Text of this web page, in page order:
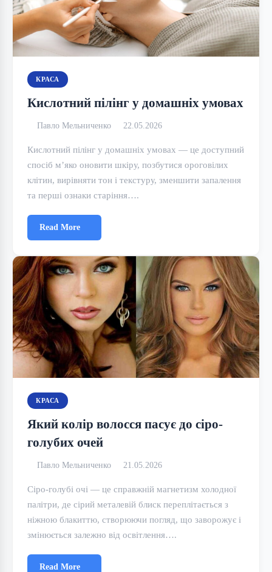
КРАСА
Кислотний пілінг у домашніх умовах
Павло Мельниченко 22.05.2026
Кислотний пілінг у домашніх умовах — це доступний
спосіб м’яко оновити шкіру, позбутися ороговілих
клітин, вирівняти тон і текстуру, зменшити запалення
та перші ознаки старіння….
Read More
КРАСА
Який колір волосся пасує до сіро-
голубих очей
Павло Мельниченко 21.05.2026
Сіро-голубі очі — це справжній магнетизм холодної
палітри, де сірий металевій блиск переплітається з
ніжною блакиттю, створюючи погляд, що заворожує і
змінюється залежно від освітлення….
Read More